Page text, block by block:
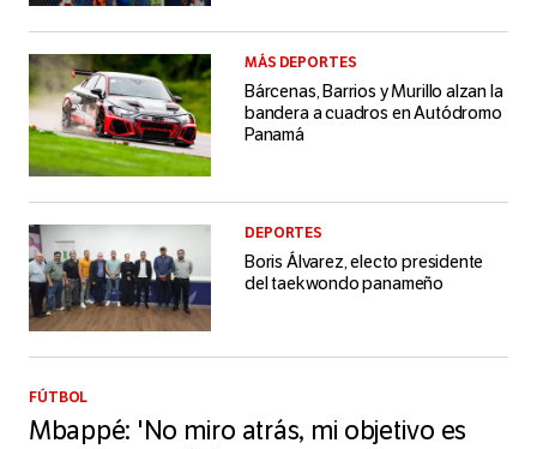
MÁS DEPORTES
Bárcenas, Barrios y Murillo alzan la
bandera a cuadros en Autódromo
Panamá
DEPORTES
Boris Álvarez, electo presidente
del taekwondo panameño
FÚTBOL
Mbappé: 'No miro atrás, mi objetivo es